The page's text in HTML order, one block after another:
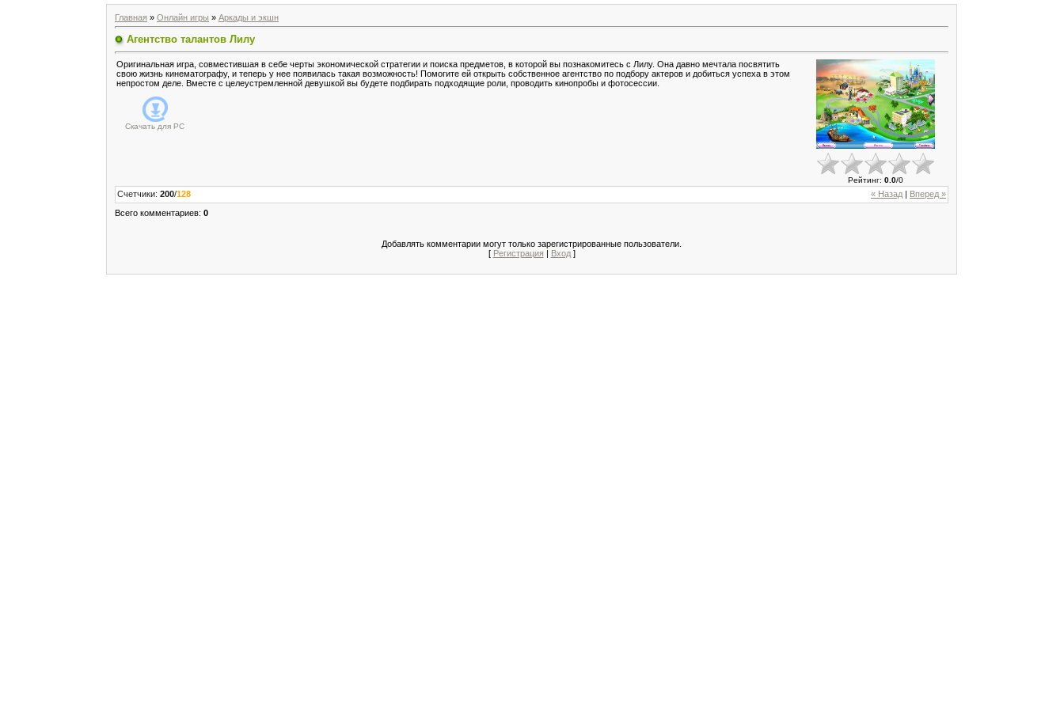
Главная » Онлайн игры » Аркады и экшн
Агентство талантов Лилу
Оригинальная игра, совместившая в себе черты экономической стратегии и поиска предметов, в которой вы познакомитесь с Лилу. Она давно мечтала посвятить
свою жизнь кинематографу, и теперь у нее появилась такая возможность! Помогите ей открыть собственное агентство по подбору актеров и добиться успеха в этом
непростом деле. Вместе с целеустремленной девушкой вы будете подбирать подходящие роли, проводить кинопробы и фотосессии.
Скачать для PC
Рейтинг: 0.0/0
« Назад Вперед »
Счетчики: 200/128
Всего комментариев: 0
Добавлять комментарии могут только зарегистрированные пользователи.
[ Регистрация Вход]